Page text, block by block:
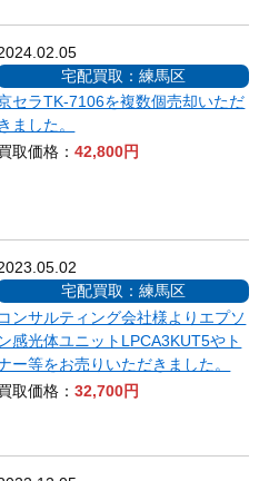
宅配買取：練馬区
セラTK-7106を複数個売却いただ
きました。
取価格：42,800円
宅配買取：練馬区
コンサルティング会社様よりエプソ
ン感光体ユニットLPCA3KUT5やト
ー等をお売りいただきました。
取価格：32,700円